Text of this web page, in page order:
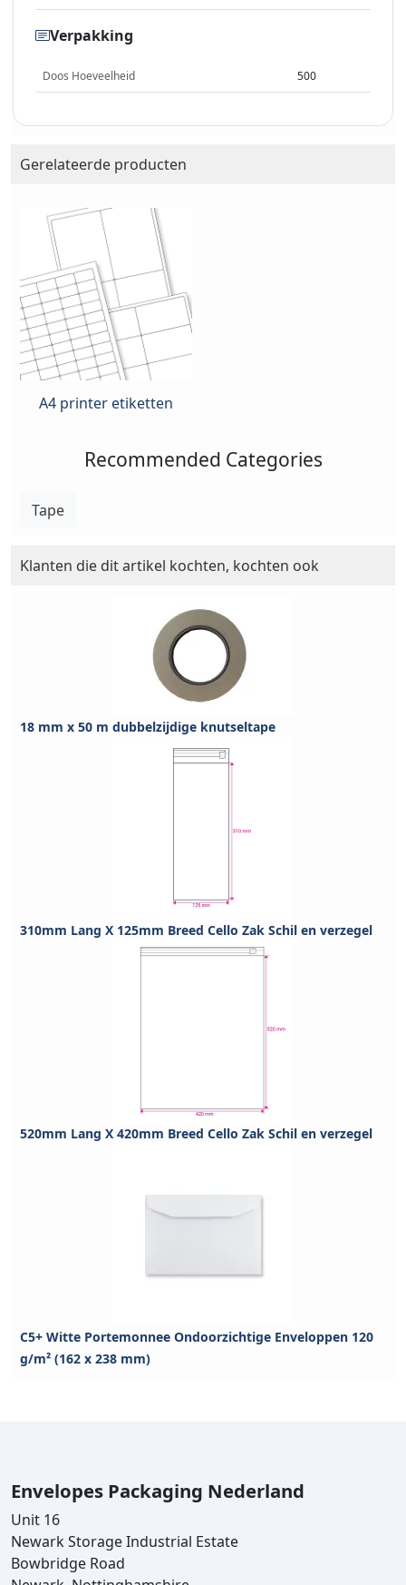
Verpakking
Doos Hoeveelheid 500
Gerelateerde producten
A4 printer etiketten
Recommended Categories
Tape
Klanten die dit artikel kochten, kochten ook
18 mm x 50 m dubbelzijdige knutseltape
310mm Lang X 125mm Breed Cello Zak Schil en verzegel
520mm Lang X 420mm Breed Cello Zak Schil en verzegel
C5+ Witte Portemonnee Ondoorzichtige Enveloppen 120
g/m² (162 x 238 mm)
Envelopes Packaging Nederland
Unit 16
Newark Storage Industrial Estate
Bowbridge Road